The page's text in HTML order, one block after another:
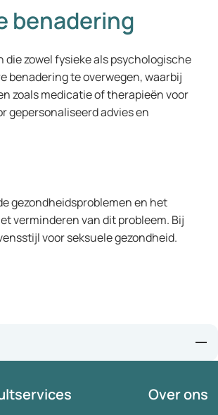
benadering
zowel fysieke als psychologische
benadering te overwegen, waarbij
zoals medicatie of therapieën voor
gepersonaliseerd advies en
gezondheidsproblemen en het
verminderen van dit probleem. Bij
voor seksuele gezondheid.
Over ons